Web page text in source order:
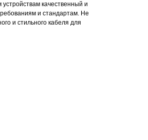
качественный и
и стандартам. Не
и стильного кабеля для